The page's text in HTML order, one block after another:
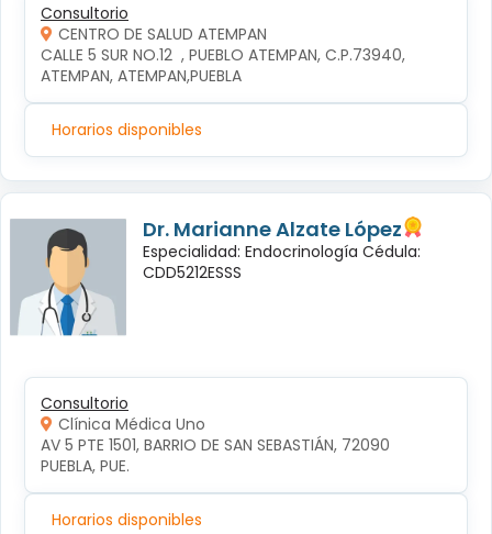
Consultorio
CENTRO DE SALUD ATEMPAN
CALLE 5 SUR NO.12  , PUEBLO ATEMPAN, C.P.73940,
ATEMPAN, ATEMPAN,PUEBLA
Horarios disponibles
Dr. Marianne Alzate López
Especialidad: Endocrinología Cédula:
CDD5212ESSS
Consultorio
Clínica Médica Uno
AV 5 PTE 1501, BARRIO DE SAN SEBASTIÁN, 72090
PUEBLA, PUE.
Horarios disponibles